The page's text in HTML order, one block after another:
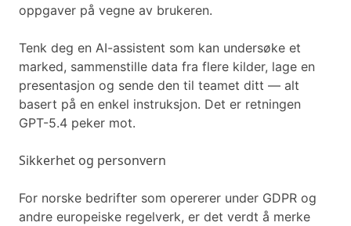
oppgaver på vegne av brukeren.
Tenk deg en AI-assistent som kan undersøke et
marked, sammenstille data fra flere kilder, lage en
presentasjon og sende den til teamet ditt — alt
basert på en enkel instruksjon. Det er retningen
GPT-5.4 peker mot.
Sikkerhet og personvern
For norske bedrifter som opererer under GDPR og
andre europeiske regelverk, er det verdt å merke